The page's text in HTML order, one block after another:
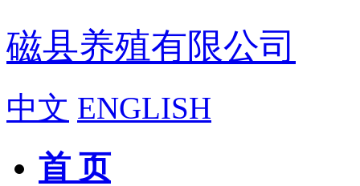
磁县养殖有限公司
中文 ENGLISH
首 页